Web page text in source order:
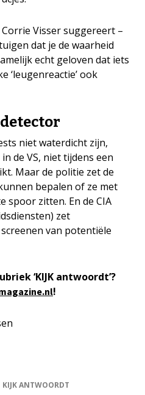
Visser suggereert –
dat je de waarheid
echt geloven dat iets
‘leugenreactie’ ook
niet waterdicht zijn,
de VS, niet tijdens een
Maar de politie zet de
bepalen of ze met
spoor zitten. En de CIA
zet
van potentiële
‘KIJK antwoordt’?
!
KIJK ANTWOORDT